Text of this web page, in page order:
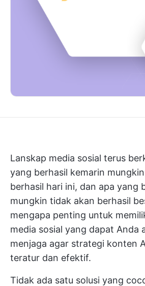
Lanskap media sosial terus
yang berhasil kemarin
berhasil hari ini, dan apa yang
mungkin tidak akan berhasil
mengapa penting untuk
media sosial yang dapat Anda
menjaga agar strategi konten
teratur dan efektif.
Tidak ada satu solusi yang